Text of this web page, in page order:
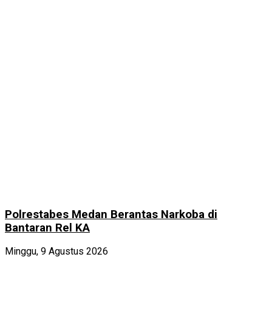
Polrestabes Medan Berantas Narkoba di
Bantaran Rel KA
Minggu, 9 Agustus 2026